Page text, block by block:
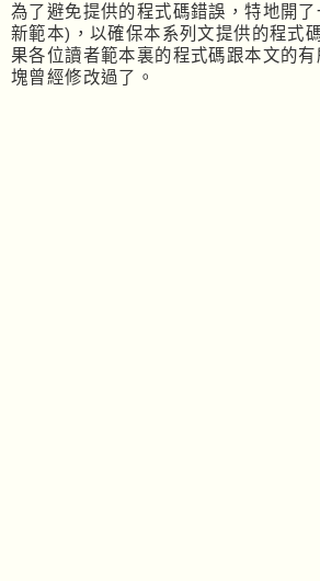
為了避免提供的程式碼錯誤，特地開
新範本)，以確保本系列文提供的程式
果各位讀者範本裏的程式碼跟本文的
塊曾經修改過了。